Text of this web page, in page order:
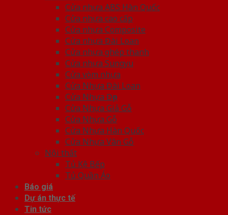
Cửa nhựa ABS Hàn Quốc
Cửa nhựa cao cấp
Cửa nhựa Composite
Cửa nhựa Đài Loan
Cửa nhựa ghép thanh
Cửa nhựa Sungyu
Cửa vòm nhựa
Cửa Nhựa Đài Loan
Cửa Nhựa Đẹp
Cửa Nhựa Giả Gỗ
Cửa Nhựa Gỗ
Cửa Nhựa Hàn Quốc
Cửa Nhựa Vân Gỗ
Nội thất
Tủ Kệ Bếp
Tủ Quần Áo
Báo giá
Dự án thực tế
Tin tức